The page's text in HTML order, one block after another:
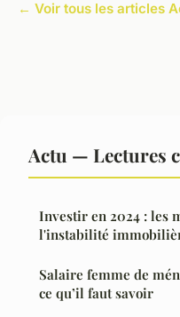
← Voir tous les articles
Actu — Lectures
Investir en 2024 : les
l'instabilité
Salaire femme de
ce qu’il faut savoir